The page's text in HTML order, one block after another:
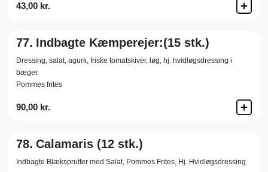
43,00 kr.
77. Indbagte Kæmperejer:(15 stk.)
Dressing, salat, agurk, friske tomatskiver, løg, hj. hvidløgsdressing i
bæger.
Pommes frites
90,00 kr.
78. Calamaris (12 stk.)
Indbagte Blæksprutter med Salat, Pommes Frites, Hj. Hvidløgsdressing